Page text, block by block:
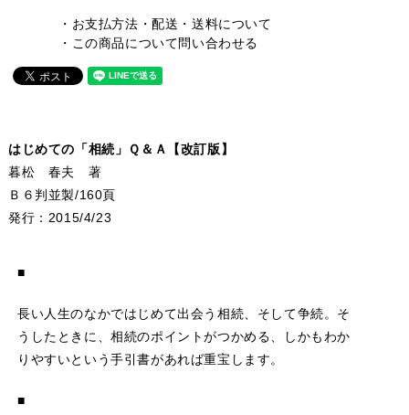
・お支払方法・配送・送料について
・この商品について問い合わせる
はじめての「相続」Ｑ＆Ａ【改訂版】
暮松 春夫 著
Ｂ６判並製/160頁
発行：2015/4/23
■
長い人生のなかではじめて出会う相続、そして争続。そ
うしたときに、相続のポイントがつかめる、しかもわか
りやすいという手引書があれば重宝します。
■